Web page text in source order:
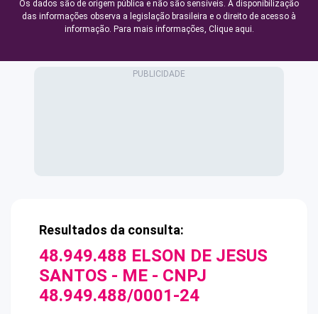
Os dados são de origem pública e não são sensíveis. A disponibilização
das informações observa a legislação brasileira e o direito de acesso à
informação. Para mais informações, Clique aqui.
Resultados da consulta:
48.949.488 ELSON DE JESUS
SANTOS - ME - CNPJ
48.949.488/0001-24